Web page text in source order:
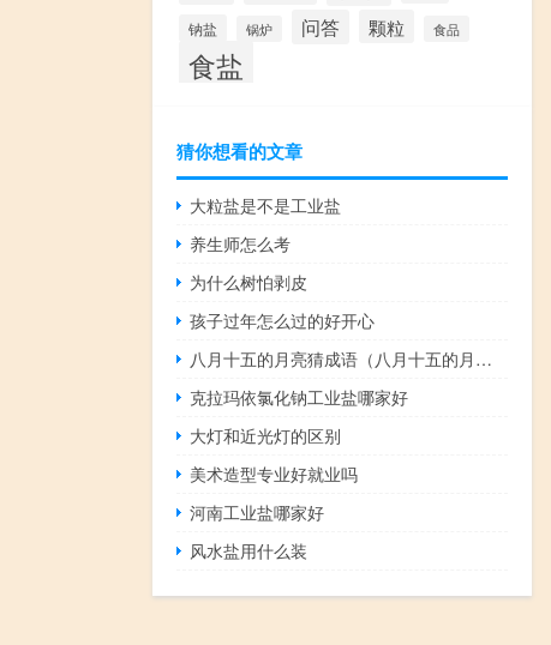
钠盐 锅炉 问答 颗粒 食品
食盐
猜你想看的文章
大粒盐是不是工业盐
养生师怎么考
为什么树怕剥皮
孩子过年怎么过的好开心
八月十五的月亮猜成语（八月十五的月亮是什么成语）
克拉玛依氯化钠工业盐哪家好
大灯和近光灯的区别
美术造型专业好就业吗
河南工业盐哪家好
风水盐用什么装